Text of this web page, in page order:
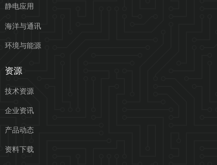
静电应用
海洋与通讯
环境与能源
资源
技术资源
企业资讯
产品动态
资料下载